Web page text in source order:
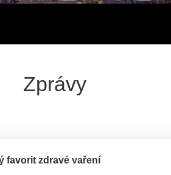
Zprávy
favorit zdravé vaření